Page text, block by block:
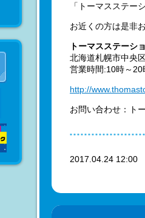
「トーマスステー
お近くの方は是非
トーマスステーシ
北海道札幌市中央
営業時間:10時～20
http://
お問い合わせ：ト
2017.04.24